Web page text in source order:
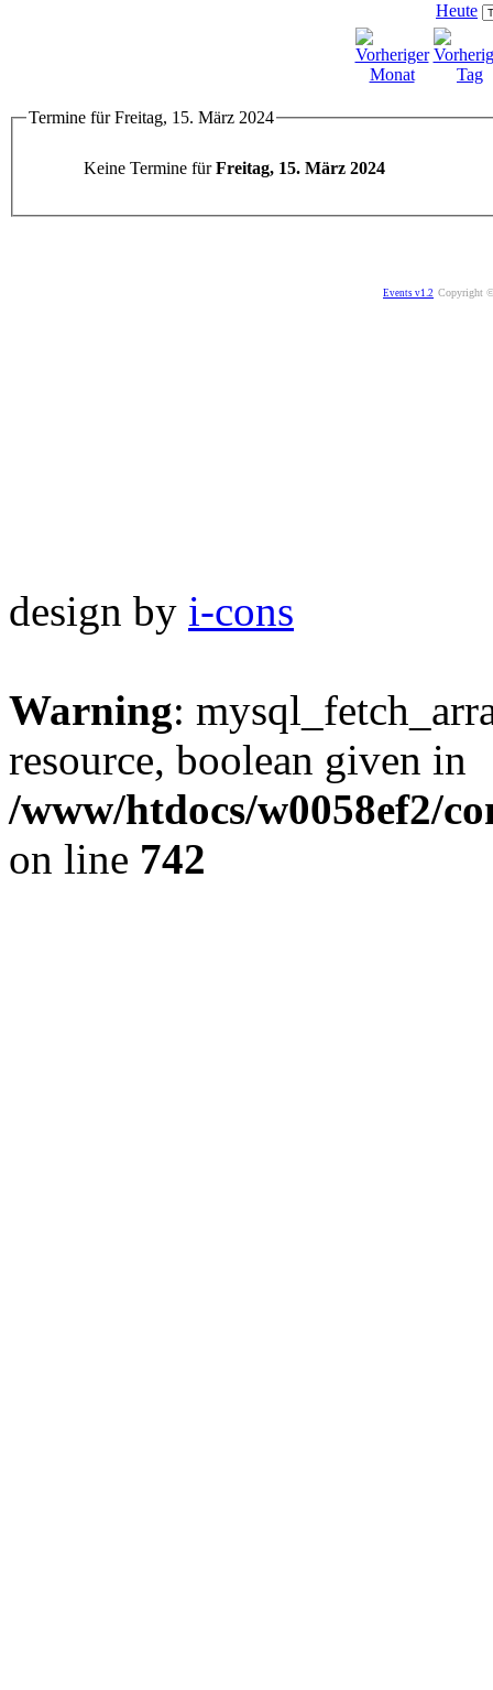
Heute
Termine für Freitag, 15. März 2024
Keine Termine fürFreitag, 15. März 2024
Events v1.2 Copyright
design by i-cons
Warning:
resource, boolean given in
/www/htdocs/w0058ef2/
on line 742